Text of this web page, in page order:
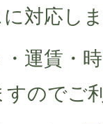
対応し
運賃・
のでご